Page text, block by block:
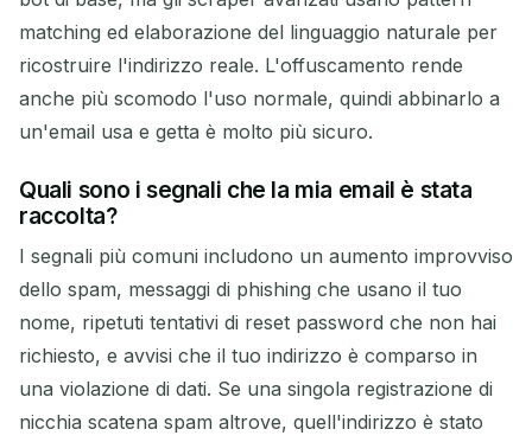
matching ed elaborazione del linguaggio naturale per
ricostruire l'indirizzo reale. L'offuscamento rende
anche più scomodo l'uso normale, quindi abbinarlo a
un'email usa e getta è molto più sicuro.
Quali sono i segnali che la mia email è stata
raccolta?
I segnali più comuni includono un aumento improvviso
dello spam, messaggi di phishing che usano il tuo
nome, ripetuti tentativi di reset password che non hai
richiesto, e avvisi che il tuo indirizzo è comparso in
una violazione di dati. Se una singola registrazione di
nicchia scatena spam altrove, quell'indirizzo è stato